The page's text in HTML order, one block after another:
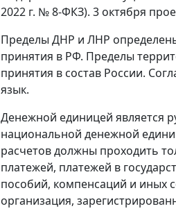
2022 г. № 8-ФКЗ). 3 октября
Пределы ДНР и ЛНР
принятия в РФ. Пределы
принятия в состав России.
язык.
Денежной единицей является
национальной денежной
расчетов должны проходить
платежей, платежей в
пособий, компенсаций и иных
организация,